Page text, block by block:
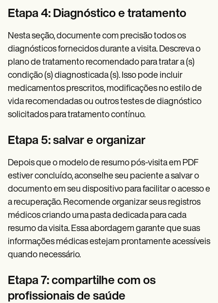
Etapa 4: Diagnóstico e tratamento
Nesta seção, documente com precisão todos os
diagnósticos fornecidos durante a visita. Descreva o
plano de tratamento recomendado para tratar a (s)
condição (s) diagnosticada (s). Isso pode incluir
medicamentos prescritos, modificações no estilo de
vida recomendadas ou outros testes de diagnóstico
solicitados para tratamento contínuo.
Etapa 5: salvar e organizar
Depois que o modelo de resumo pós-visita em PDF
estiver concluído, aconselhe seu paciente a salvar o
documento em seu dispositivo para facilitar o acesso e
a recuperação. Recomende organizar seus registros
médicos criando uma pasta dedicada para cada
resumo da visita. Essa abordagem garante que suas
informações médicas estejam prontamente acessíveis
quando necessário.
Etapa 7: compartilhe com os
profissionais de saúde